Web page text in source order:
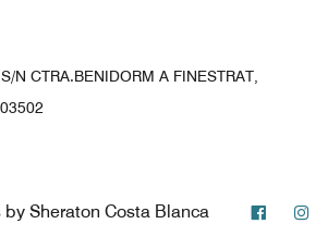
N CTRA.BENIDORM A FINESTRAT,
by Sheraton Costa Blanca